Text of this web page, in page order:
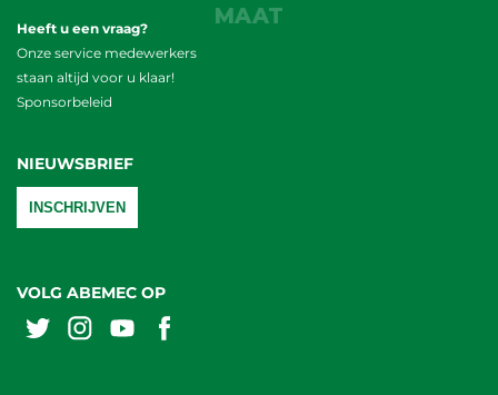
MAAT
Heeft u een vraag?
Onze service medewerkers
staan altijd voor u klaar!
Sponsorbeleid
NIEUWSBRIEF
INSCHRIJVEN
VOLG ABEMEC OP